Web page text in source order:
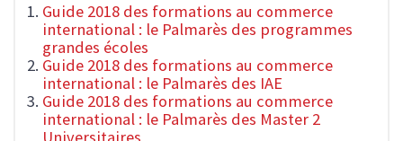
Guide 2018 des formations au commerce
international : le Palmarès des programmes
grandes écoles
Guide 2018 des formations au commerce
international : le Palmarès des IAE
Guide 2018 des formations au commerce
international : le Palmarès des Master 2